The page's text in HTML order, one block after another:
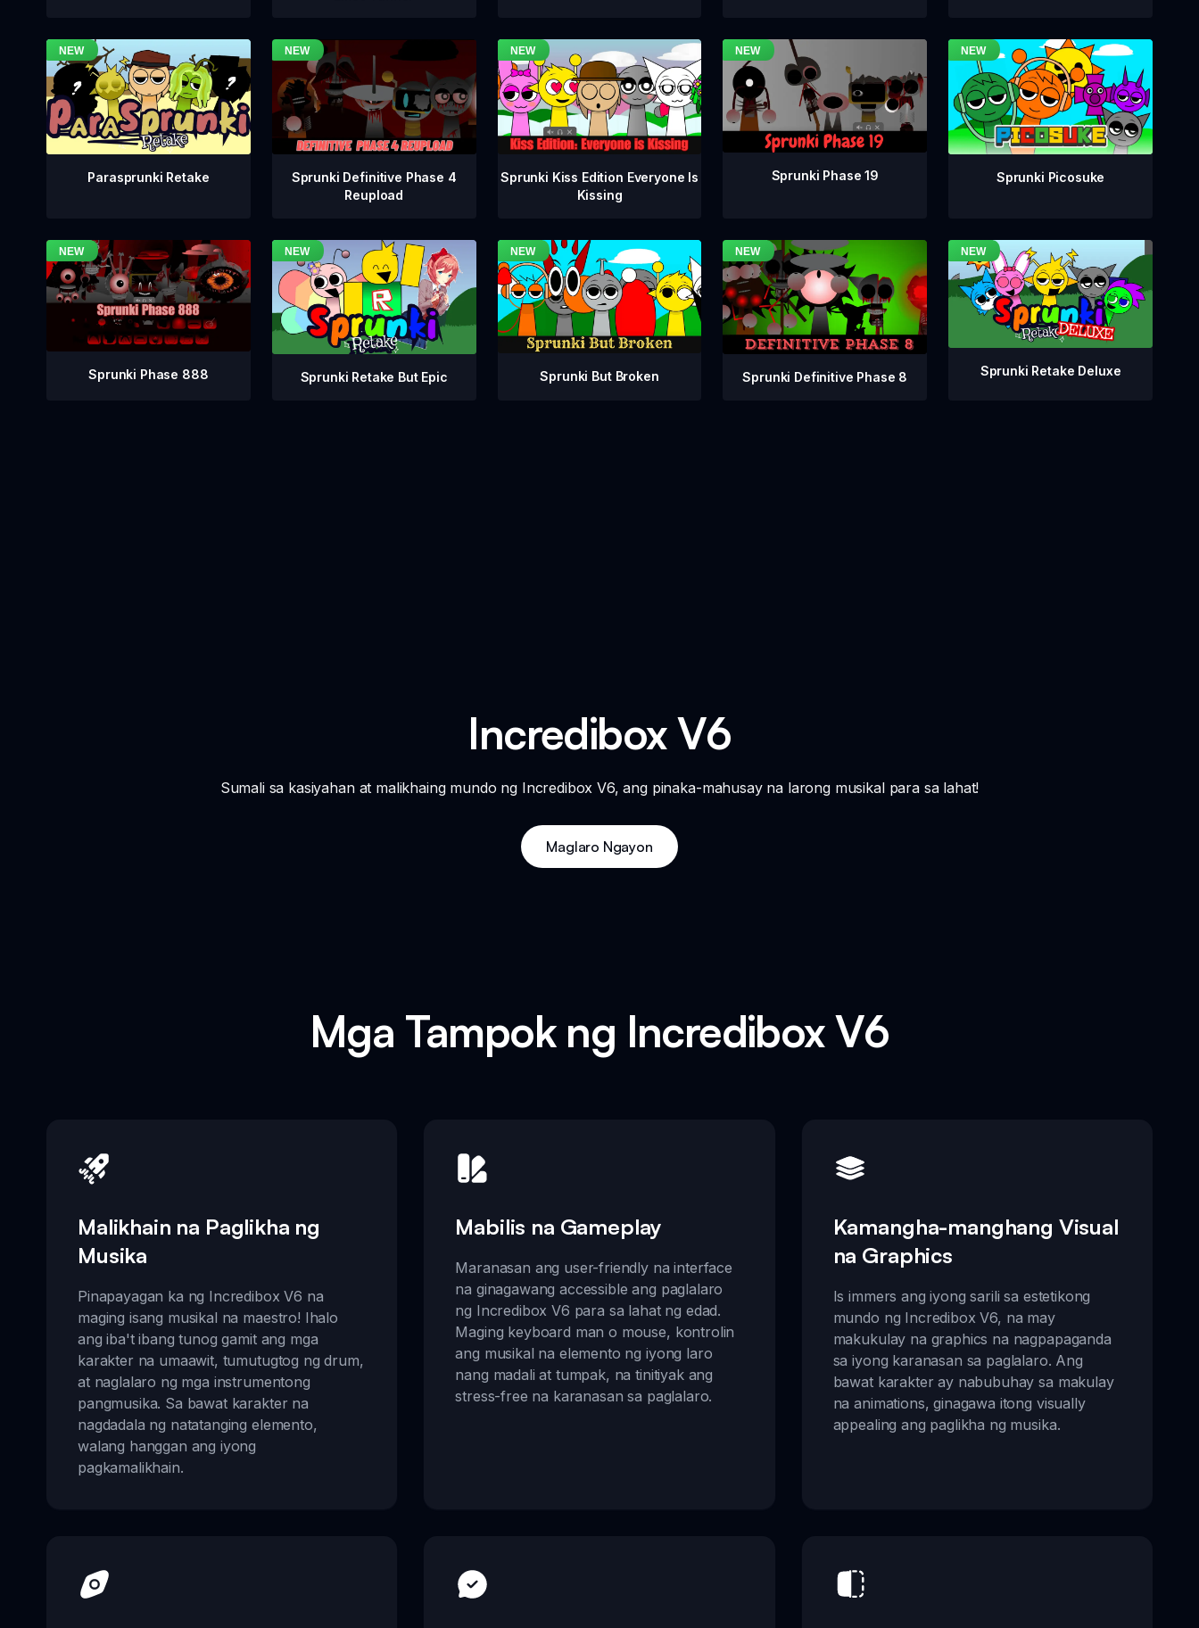
Parasprunki Retake
Sprunki Definitive Phase 4
Reupload
Sprunki Kiss Edition Everyone Is
Kissing
Sprunki Phase 19 Sprunki Picosuke
Sprunki Phase 888 Sprunki Retake But Epic Sprunki But Broken Sprunki Definitive Phase 8 Sprunki Retake Deluxe
Incredibox V6
Sumali sa kasiyahan at malikhaing mundo ng Incredibox V6, ang pinaka-mahusay na larong musikal para sa lahat!
Maglaro Ngayon
Mga Tampok ng Incredibox V6
Malikhain na Paglikha ng
Musika
Pinapayagan ka ng Incredibox V6 na
maging isang musikal na maestro! Ihalo
ang iba't ibang tunog gamit ang mga
karakter na umaawit, tumutugtog ng drum,
at naglalaro ng mga instrumentong
pangmusika. Sa bawat karakter na
nagdadala ng natatanging elemento,
walang hanggan ang iyong
pagkamalikhain.
Mabilis na Gameplay
Maranasan ang user-friendly na interface
na ginagawang accessible ang paglalaro
ng Incredibox V6 para sa lahat ng edad.
Maging keyboard man o mouse, kontrolin
ang musikal na elemento ng iyong laro
nang madali at tumpak, na tinitiyak ang
stress-free na karanasan sa paglalaro.
Kamangha-manghang Visual
na Graphics
Is immers ang iyong sarili sa estetikong
mundo ng Incredibox V6, na may
makukulay na graphics na nagpapaganda
sa iyong karanasan sa paglalaro. Ang
bawat karakter ay nabubuhay sa makulay
na animations, ginagawa itong visually
appealing ang paglikha ng musika.